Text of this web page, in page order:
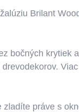
Brilant
bočných krytiek
práve s